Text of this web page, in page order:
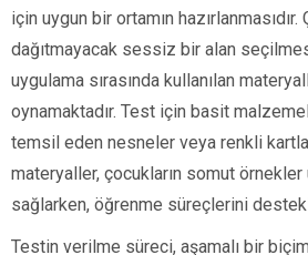
için uygun bir ortamın
dağıtmayacak sessiz bir alan
uygulama sırasında kullanılan
oynamaktadır. Test için basit
temsil eden nesneler veya renkli
materyaller, çocukların somut
sağlarken, öğrenme süreçlerini
Testin verilme süreci, aşamalı bir